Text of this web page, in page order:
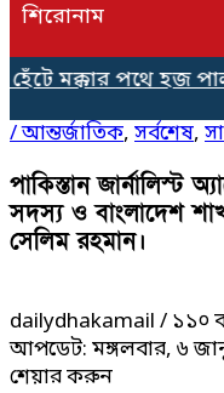
শিরোনাম
পথে হজ পালনের
/আন্তর্জাতিক, সর্বশেষ,
পাকিস্তান জার্নালিস্ট
সদস্য ও বাংলাদেশ
সেলিম রহমান।
dailydhakamail / ১১০
আপডেট: মঙ্গলবার, ৬
শেয়ার করুন